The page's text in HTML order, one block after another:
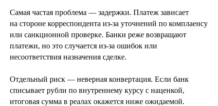
Самая частая проблема — задержки. Платеж зависает
на стороне корреспондента из-за уточнений по комплаенсу
или санкционной проверке. Банки реже возвращают
платежи, но это случается из-за ошибок или
несоответствия назначения сделке.
Отдельный риск — неверная конвертация. Если банк
списывает рубли по внутреннему курсу с наценкой,
итоговая сумма в реалах окажется ниже ожидаемой.